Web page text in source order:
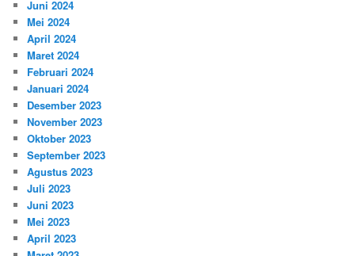
Juni 2024
Mei 2024
April 2024
Maret 2024
Februari 2024
Januari 2024
Desember 2023
November 2023
Oktober 2023
September 2023
Agustus 2023
Juli 2023
Juni 2023
Mei 2023
April 2023